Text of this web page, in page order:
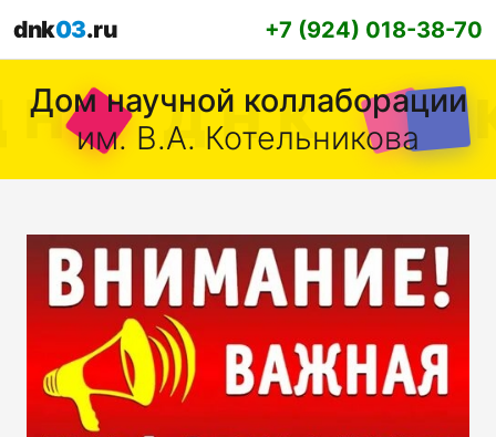
dnk03.ru +7 (924) 018-38-70
Дом научной коллаборации
им. В.А. Котельникова